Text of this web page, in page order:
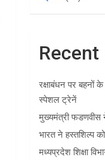
Recent
रक्षाबंधन पर बहनों
स्पेशल ट्रेनें
मुख्यमंत्री फडणवीस
भारत ने हस्तशिल्प
मध्यप्रदेश शिक्षा